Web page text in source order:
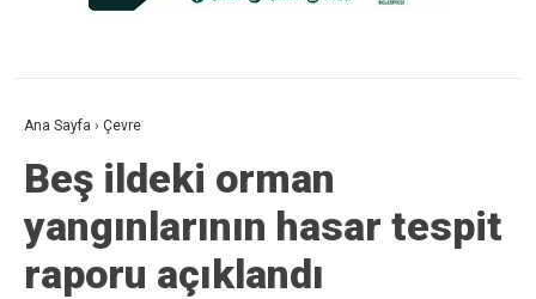
Ana Sayfa › Çevre
Beş ildeki orman
yangınlarının hasar tespit
raporu açıklandı